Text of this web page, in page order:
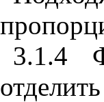
3.1.4
отделить